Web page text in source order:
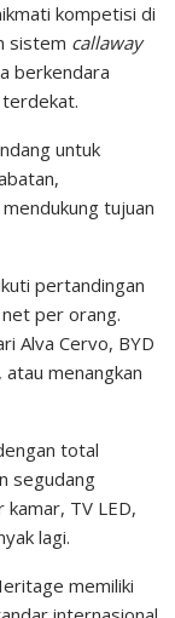
kompetisi di
sistem callaway
berkendara
untuk
tujuan
pertandingan
per orang.
Alva Cervo, BYD
atau menangkan
total
segudang
TV LED,
lagi.
memiliki